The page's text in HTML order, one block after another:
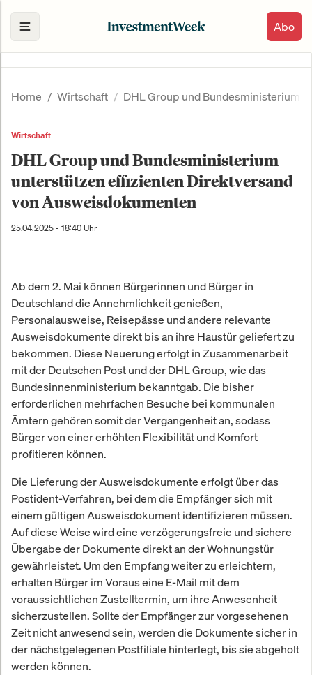
Abo
Home Wirtschaft DHL Group und Bundesministerium
Wirtschaft
DHL Group und Bundesministerium
unterstützen effizienten Direktversand
von Ausweisdokumenten
25.04.2025 - 18:40 Uhr
Ab dem 2. Mai können Bürgerinnen und Bürger in
Deutschland die Annehmlichkeit genießen,
Personalausweise, Reisepässe und andere relevante
Ausweisdokumente direkt bis an ihre Haustür geliefert zu
bekommen. Diese Neuerung erfolgt in Zusammenarbeit
mit der Deutschen Post und der DHL Group, wie das
Bundesinnenministerium bekanntgab. Die bisher
erforderlichen mehrfachen Besuche bei kommunalen
Ämtern gehören somit der Vergangenheit an, sodass
Bürger von einer erhöhten Flexibilität und Komfort
profitieren können.
Die Lieferung der Ausweisdokumente erfolgt über das
Postident-Verfahren, bei dem die Empfänger sich mit
einem gültigen Ausweisdokument identifizieren müssen.
Auf diese Weise wird eine verzögerungsfreie und sichere
Übergabe der Dokumente direkt an der Wohnungstür
gewährleistet. Um den Empfang weiter zu erleichtern,
erhalten Bürger im Voraus eine E-Mail mit dem
voraussichtlichen Zustelltermin, um ihre Anwesenheit
sicherzustellen. Sollte der Empfänger zur vorgesehenen
Zeit nicht anwesend sein, werden die Dokumente sicher in
der nächstgelegenen Postfiliale hinterlegt, bis sie abgeholt
werden können.